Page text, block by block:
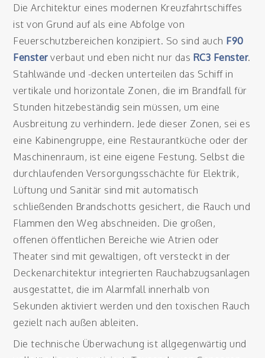
Die Architektur eines modernen Kreuzfahrtschiffes
ist von Grund auf als eine Abfolge von
Feuerschutzbereichen konzipiert. So sind auch F90
Fensterverbaut und eben nicht nur das RC3 Fenster.
Stahlwände und -decken unterteilen das Schiff in
vertikale und horizontale Zonen, die im Brandfall für
Stunden hitzebeständig sein müssen, um eine
Ausbreitung zu verhindern. Jede dieser Zonen, sei es
eine Kabinengruppe, eine Restaurantküche oder der
Maschinenraum, ist eine eigene Festung. Selbst die
durchlaufenden Versorgungsschächte für Elektrik,
Lüftung und Sanitär sind mit automatisch
schließenden Brandschotts gesichert, die Rauch und
Flammen den Weg abschneiden. Die großen,
offenen öffentlichen Bereiche wie Atrien oder
Theater sind mit gewaltigen, oft versteckt in der
Deckenarchitektur integrierten Rauchabzugsanlagen
ausgestattet, die im Alarmfall innerhalb von
Sekunden aktiviert werden und den toxischen Rauch
gezielt nach außen ableiten.
Die technische Überwachung ist allgegenwärtig und